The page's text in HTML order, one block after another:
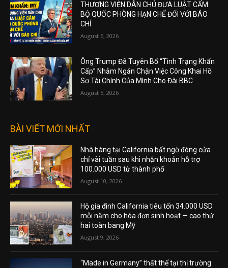
THƯỢNG VIỆN DÂN CHỦ ĐƯA LUẬT CẤM
BỘ QUỐC PHÒNG HẠN CHẾ ĐỐI VỚI BÁO
CHÍ
August 6, 2026
Ông Trump Đã Tuyên Bố “Tình Trạng Khẩn
Cấp” Nhằm Ngăn Chặn Việc Công Khai Hồ
Sơ Tài Chính Của Mình Cho Đài BBC
August 5, 2026
BÀI VIẾT MỚI NHẤT
Nhà hàng tại California bất ngờ đóng cửa
chỉ vài tuần sau khi nhận khoản hỗ trợ
100.000 USD từ thành phố
August 10, 2026
Hộ gia đình California tiêu tốn 34.000 USD
mỗi năm cho hóa đơn sinh hoạt — cao thứ
hai toàn bang Mỹ
August 9, 2026
“Made in Germany” thất thế tại thị trường